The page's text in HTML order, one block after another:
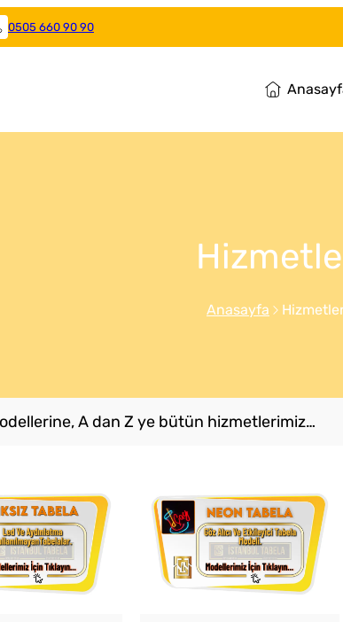
0505 660 90 90
Anasayfa
A dan Z ye bütün hizmetlerimiz…